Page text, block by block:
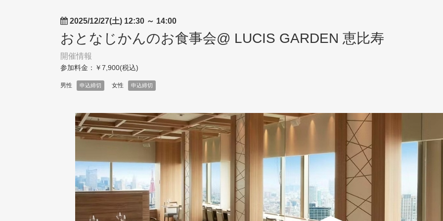
2025/12/27(土) 12:30 ～ 14:00
おとなじかんのお食事会@ LUCIS GARDEN 恵比寿
開催情報
参加料金：￥7,900(税込)
男性 申込締切 女性 申込締切